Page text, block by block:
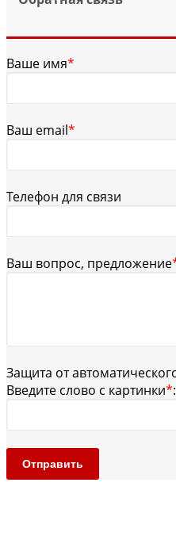
Ваше имя*
Ваш email*
Телефон для связи
Ваш вопрос, предложение
Защита от
Введите слово с картинки*:
Отправить